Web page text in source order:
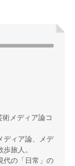
術メディア論コ
ディア論、メデ
旅人。
代の「日常」の